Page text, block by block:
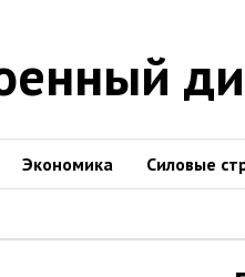
Экономика Силовые